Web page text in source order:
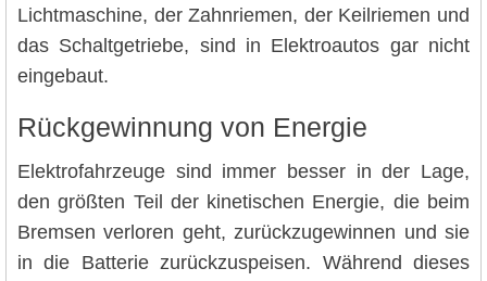
Lichtmaschine, der Zahnriemen, der Keilriemen und
das Schaltgetriebe, sind in Elektroautos gar nicht
eingebaut.
Rückgewinnung von Energie
Elektrofahrzeuge sind immer besser in der Lage,
den größten Teil der kinetischen Energie, die beim
Bremsen verloren geht, zurückzugewinnen und sie
in die Batterie zurückzuspeisen. Während dieses